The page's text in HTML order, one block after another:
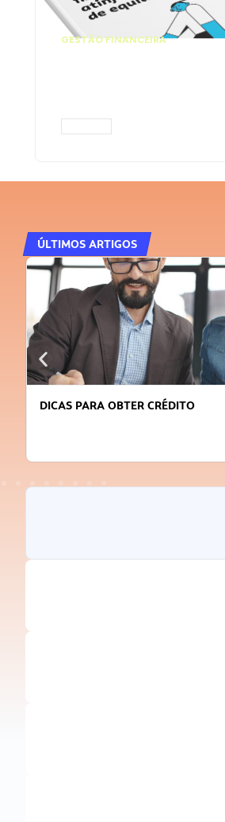
GESTÃO FINANCEIRA
ÚLTIMOS ARTIGOS
DICAS PARA OBTER CRÉDITO